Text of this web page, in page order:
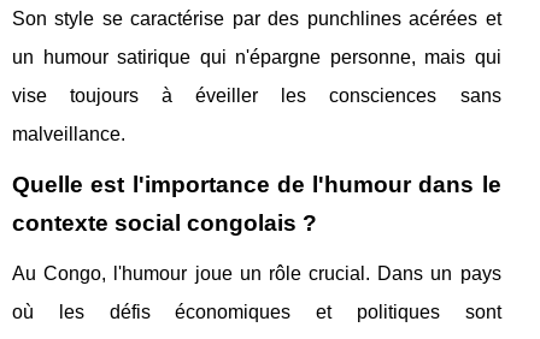
Son style se caractérise par des punchlines acérées et
un humour satirique qui n'épargne personne, mais qui
vise toujours à éveiller les consciences sans
malveillance.
Quelle est l'importance de l'humour dans le
contexte social congolais ?
Au Congo, l'humour joue un rôle crucial. Dans un pays
où les défis économiques et politiques sont